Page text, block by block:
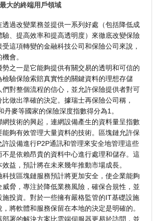
大的終端用戶領域
透過改變業務並提供一系列好處（包括降低成
驗、提高效率和提高透明度）來徹底改變保險
這項轉變的金融科技公司和保險公司來說，
會。
勢之一是它能夠提供有關交易的透明和可信的
檢驗保險索賠真實性的關鍵資料的理想存儲
們對整個流程的信心，並允許保險提供者對可
做出準確的決定。據瑞士再保險公司稱，
丹麥等國家的保險深度指數得分為1。
網技術的興起，連網設備產生的資料量呈指數
能夠有效管理大量資料的技術。區塊鏈允許保
許設備進行P2P通訊和管理來安全地管理這些
不是依賴昂貴的資料中心進行處理和儲存。這
益，預計將在未來幾年推動市場成長。
科技區塊鏈服務預計將更加安全，使企業能夠
威脅，專注於降低業務風險，確保合規性，並
施投資。對於一些擁有嚴格監管的IT基礎設施
將軟體和服務保留在本地的決定是明確的。
部署的解決方案比雲端伺服器更易於訪問，並